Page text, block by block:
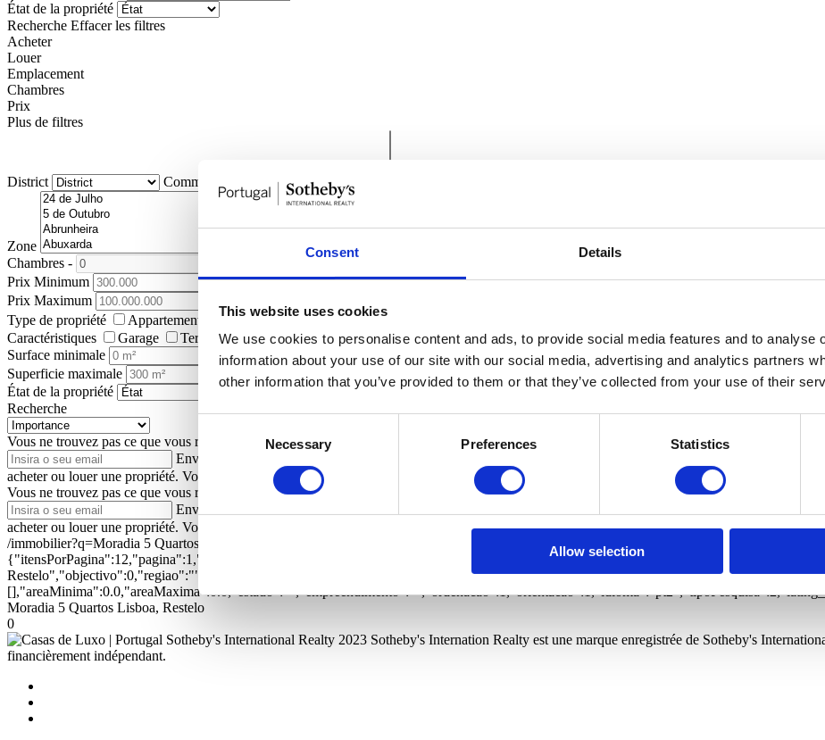
Consent Details
This website uses cookies
We use cookies to personalise content and ads, to provide social media features and to analyse
information about your use of our site with our social media, advertising and analytics partners
other information that you’ve provided to them or that they’ve collected from your use of their
Selection
Necessary Preferences Statistics
Allow selection
État de la propriété
Recherche Effacer les filtres
Acheter
Louer
Emplacement
Chambres
Prix
Plus de filtres
District Commune Paroisse Civile
Zone
Chambres -
Prix Minimum
Prix Maximum
Type de propriété
Appartements Maisons individuelles Terrains
Caractéristiques
Garage Terrasse Jardin Ascenseur Piscine Copropriété fermée Vue privilégiée Gymnase Vue sur la
Surface minimale
Superficie maximale
État de la propriété
Recherche
Vous ne trouvez pas ce que vous recherchez ?
Laissez-nous votre adresse e-mail pour recevoir de nouvelles propriétés liées à votre recherche.
Envoyer
J’autorise Portugal Sotheby's International Realty et ses bureaux à conserver mes données personnelles
acheter ou louer une propriété. Vous pouvez modifier cette autorisation ultérieurement sur privacy.sirpt.com.
Vous ne trouvez pas ce que vous recherchez ?
Laissez-nous votre adresse e-mail pour recevoir de nouvelles propriétés liées à votre recherche.
Envoyer
J’autorise Portugal Sotheby's International Realty et ses bureaux à conserver mes données personnelles
acheter ou louer une propriété. Vous pouvez modifier cette autorisation ultérieurement sur privacy.sirpt.com.
/immobilier?q=Moradia 5 Quartos Lisboa, Restelo&ord=1&dir=1
{"itensPorPagina":12,"pagina":1,"textual":"Moradia 5 Quartos Lisboa,
Moradia 5 Quartos Lisboa, Restelo
0
2023 Sotheby's Internation Realty est une marque enregistrée de Sotheby's
financièrement indépendant.